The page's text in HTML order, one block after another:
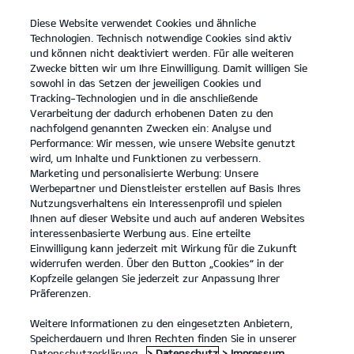
open
menu
KONTAKT
FULL SERVICE LEASING
FULL SERVICE LEASING
Diese Website verwendet Cookies und ähnliche
Technologien. Technisch notwendige Cookies sind aktiv
und können nicht deaktiviert werden. Für alle weiteren
Zwecke bitten wir um Ihre Einwilligung. Damit willigen Sie
sowohl in das Setzen der jeweiligen Cookies und
Tracking-Technologien und in die anschließende
Verarbeitung der dadurch erhobenen Daten zu den
nachfolgend genannten Zwecken ein: Analyse und
Performance: Wir messen, wie unsere Website genutzt
wird, um Inhalte und Funktionen zu verbessern.
Marketing und personalisierte Werbung: Unsere
Werbepartner und Dienstleister erstellen auf Basis Ihres
Nutzungsverhaltens ein Interessenprofil und spielen
Ihnen auf dieser Website und auch auf anderen Websites
interessenbasierte Werbung aus. Eine erteilte
Einwilligung kann jederzeit mit Wirkung für die Zukunft
widerrufen werden. Über den Button „Cookies“ in der
Kopfzeile gelangen Sie jederzeit zur Anpassung Ihrer
Präferenzen.
Weitere Informationen zu den eingesetzten Anbietern,
Speicherdauern und Ihren Rechten finden Sie in unserer